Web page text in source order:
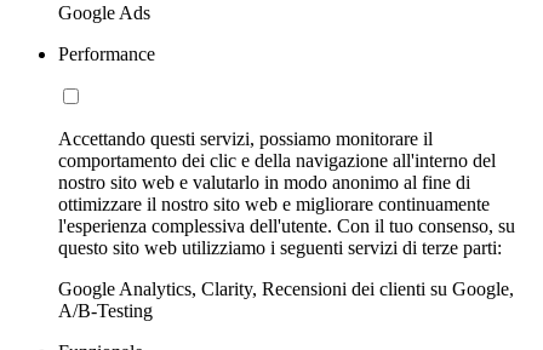
Google Ads
Performance
Accettando questi servizi, possiamo monitorare il
comportamento dei clic e della navigazione all'interno del
nostro sito web e valutarlo in modo anonimo al fine di
ottimizzare il nostro sito web e migliorare continuamente
l'esperienza complessiva dell'utente. Con il tuo consenso, su
questo sito web utilizziamo i seguenti servizi di terze parti:
Google Analytics, Clarity, Recensioni dei clienti su Google,
A/B-Testing